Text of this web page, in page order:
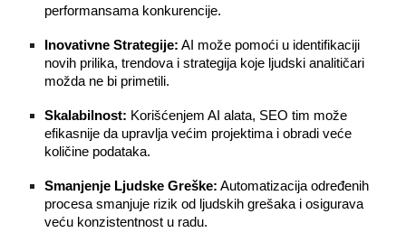
performansama konkurencije.
Inovativne Strategije: AI može pomoći u identifikaciji
novih prilika, trendova i strategija koje ljudski analitičari
možda ne bi primetili.
Skalabilnost: Korišćenjem AI alata, SEO tim može
efikasnije da upravlja većim projektima i obradi veće
količine podataka.
Smanjenje Ljudske Greške: Automatizacija određenih
procesa smanjuje rizik od ljudskih grešaka i osigurava
veću konzistentnost u radu.